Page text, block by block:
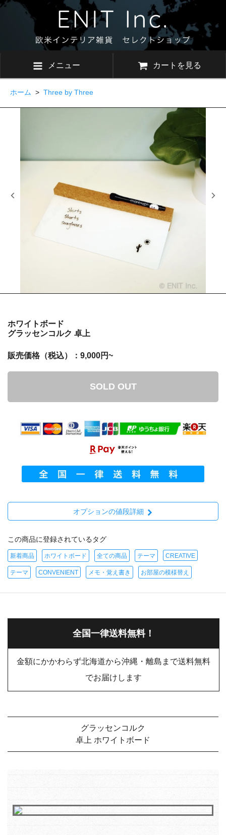
メニュー カートを見る
ホーム > Three by Three
ホワイトボード
グラッセンコルク 卓上
販売価格（税込）：9,000円~
SOLD OUT
オプションの値段詳細
この商品に登録されているタグ
新着商品 ホワイトボード 全ての商品 テーマ CREATIVE
テーマ CONVENIENT メモ・覚え書き お部屋の模様替え
全国一律送料無料！
金額にかかわらず北海道から沖縄・離島まで送料無料
でお届けします
グラッセンコルク
卓上 ホワイトボード